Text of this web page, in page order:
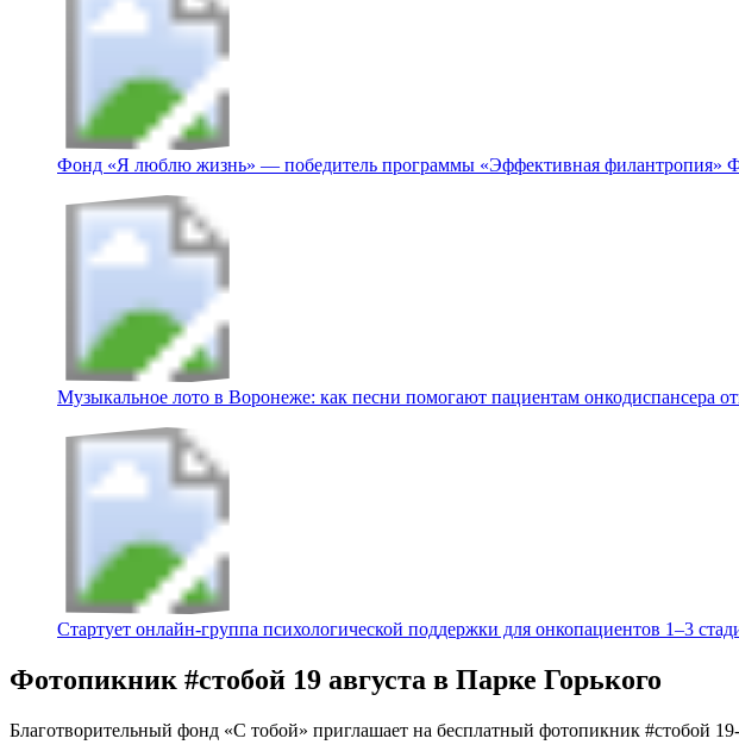
Фонд «Я люблю жизнь» — победитель программы «Эффективная филантропия»
Музыкальное лото в Воронеже: как песни помогают пациентам онкодиспансера
Стартует онлайн‑группа психологической поддержки для онкопациентов 1–3
Фотопикник #стобой 19 августа в Парке Горького
Благотворительный фонд «С тобой» приглашает на бесплатный фотопикник #стобой